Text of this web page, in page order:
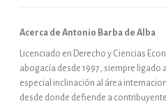
Acerca de Antonio Barba de Alba
Licenciado en Derecho y Ciencias
abogacía desde 1997, siempre
especial inclinación al área
desde donde defiende a